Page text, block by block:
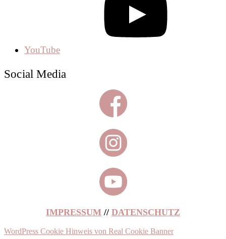
YouTube
Social Media
IMPRESSUM // DATENSCHUTZ
WordPress Cookie Hinweis von Real Cookie Banner